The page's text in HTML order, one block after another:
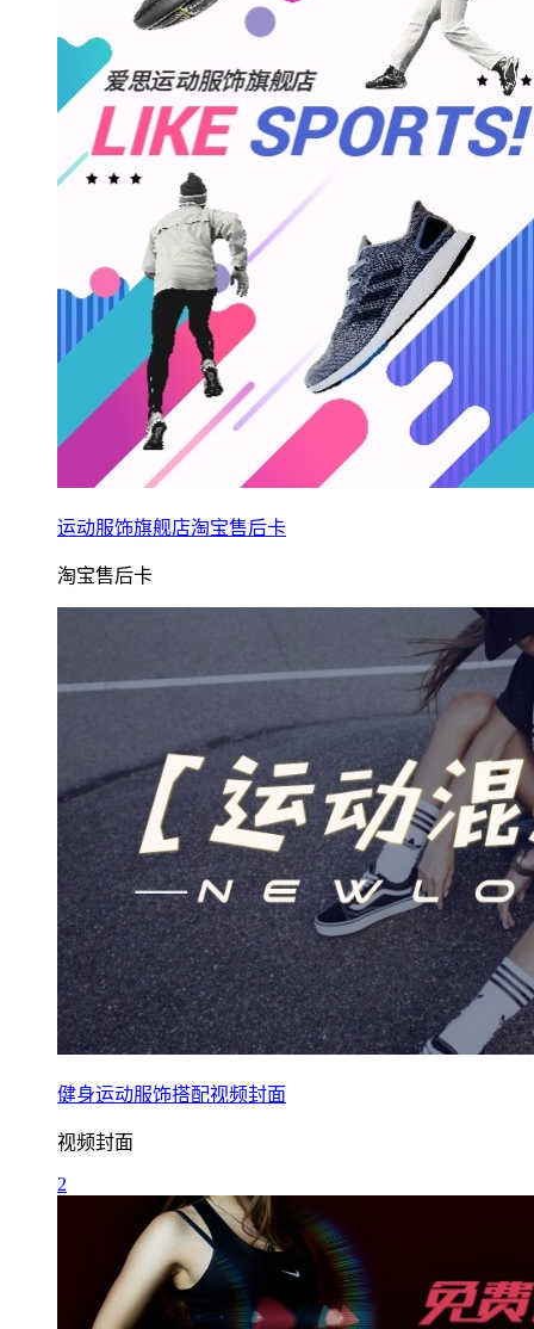
运动服饰旗舰店淘宝售后卡
淘宝售后卡
健身运动服饰搭配视频封面
视频封面
2